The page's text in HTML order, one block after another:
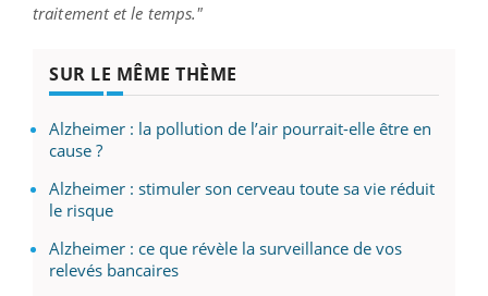
traitement et le temps."
SUR LE MÊME THÈME
Alzheimer : la pollution de l’air pourrait-elle être en
cause ?
Alzheimer : stimuler son cerveau toute sa vie réduit
le risque
Alzheimer : ce que révèle la surveillance de vos
relevés bancaires